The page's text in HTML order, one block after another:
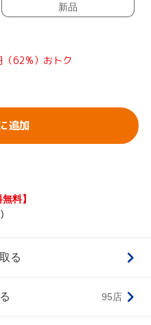
新品
62%）おトク
追加
無料】
る
95店